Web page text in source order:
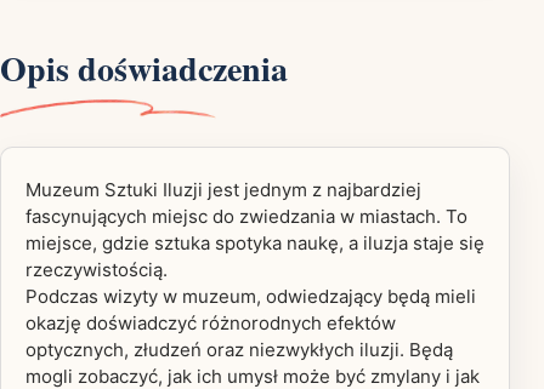
Opis doświadczenia
Muzeum Sztuki Iluzji jest jednym z najbardziej
fascynujących miejsc do zwiedzania w miastach. To
miejsce, gdzie sztuka spotyka naukę, a iluzja staje się
rzeczywistością.
Podczas wizyty w muzeum, odwiedzający będą mieli
okazję doświadczyć różnorodnych efektów
optycznych, złudzeń oraz niezwykłych iluzji. Będą
mogli zobaczyć, jak ich umysł może być zmylany i jak